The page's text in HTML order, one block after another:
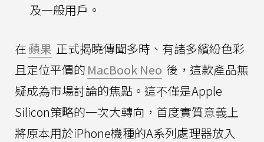
及一般用戶。
在蘋果 正式揭曉傳聞多時、有諸多繽紛色彩
且定位平價的 MacBook Neo 後，這款產品無
疑成為市場討論的焦點。這不僅是Apple
Silicon策略的一次大轉向，首度實質意義上
將原本用於iPhone機種的A系列處理器放入